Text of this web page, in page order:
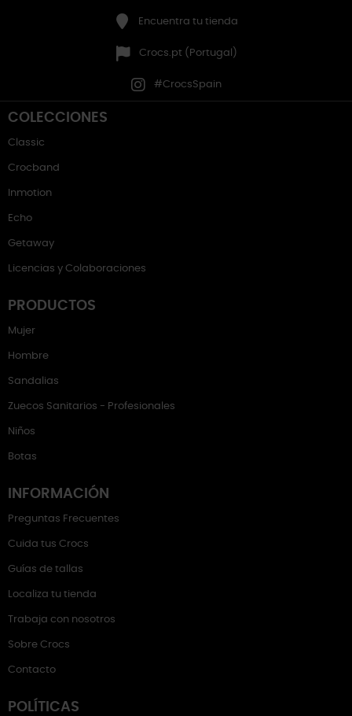
Encuentra tu tienda
Crocs.pt (Portugal)
#CrocsSpain
COLECCIONES
Classic
Crocband
Inmotion
Echo
Getaway
Licencias y Colaboraciones
PRODUCTOS
Mujer
Hombre
Sandalias
Zuecos Sanitarios - Profesionales
Niños
Botas
INFORMACIÓN
Preguntas Frecuentes
Cuida tus Crocs
Guías de tallas
Localiza tu tienda
Trabaja con nosotros
Sobre Crocs
Contacto
POLÍTICAS